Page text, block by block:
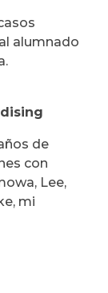
alumnado
de
con
Lee,
mi